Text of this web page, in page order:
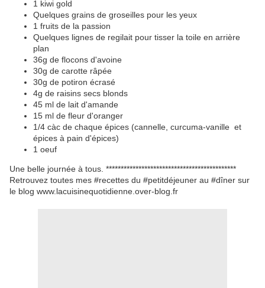
1 kiwi gold
Quelques grains de groseilles pour les yeux
1 fruits de la passion
Quelques lignes de regilait pour tisser la toile en arrière
plan
36g de flocons d'avoine
30g de carotte râpée
30g de potiron écrasé
4g de raisins secs blonds
45 ml de lait d'amande
15 ml de fleur d'oranger
1/4 càc de chaque épices (cannelle, curcuma-vanille et
épices à pain d'épices)
1 oeuf
Une belle journée à tous. ********************************************
Retrouvez toutes mes #recettes du #petitdéjeuner au #dîner sur
le blog www.lacuisinequotidienne.over-blog.fr